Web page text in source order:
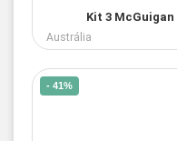
Kit 3 McGuigan
Austrália
- 41%